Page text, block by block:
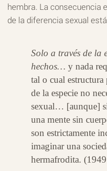
hembra. La consecuencia
de la diferencia sexual
Solo a través de la
hechos… y nada
tal o cual
de la especie no
sexual… [aunque]
una mente sin
son estrictamente
imaginar una
hermafrodita.